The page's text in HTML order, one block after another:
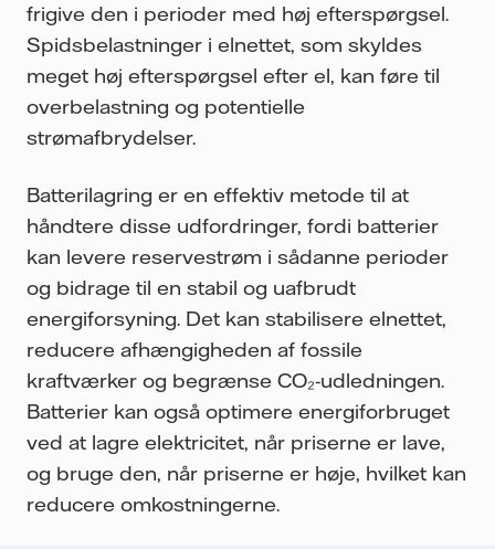
frigive den i perioder med høj efterspørgsel.
Spidsbelastninger i elnettet, som skyldes
meget høj efterspørgsel efter el, kan føre til
overbelastning og potentielle
strømafbrydelser.
Batterilagring er en effektiv metode til at
håndtere disse udfordringer, fordi batterier
kan levere reservestrøm i sådanne perioder
og bidrage til en stabil og uafbrudt
energiforsyning. Det kan stabilisere elnettet,
reducere afhængigheden af fossile
kraftværker og begrænse CO₂-udledningen.
Batterier kan også optimere energiforbruget
ved at lagre elektricitet, når priserne er lave,
og bruge den, når priserne er høje, hvilket kan
reducere omkostningerne.